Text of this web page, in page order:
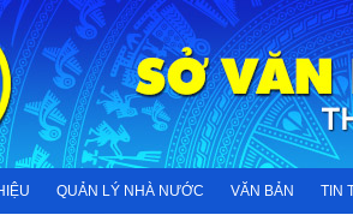
QUẢN LÝ NHÀ NƯỚC VĂN BẢN TIN